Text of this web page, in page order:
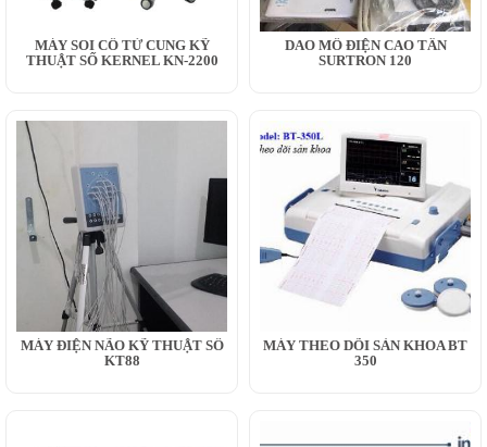
MÁY SOI CỔ TỬ CUNG KỸ
THUẬT SỐ KERNEL KN-2200
DAO MỔ ĐIỆN CAO TẦN
SURTRON 120
MÁY ĐIỆN NÃO KỸ THUẬT SỐ
KT88
MÁY THEO DÕI SẢN KHOA BT
350